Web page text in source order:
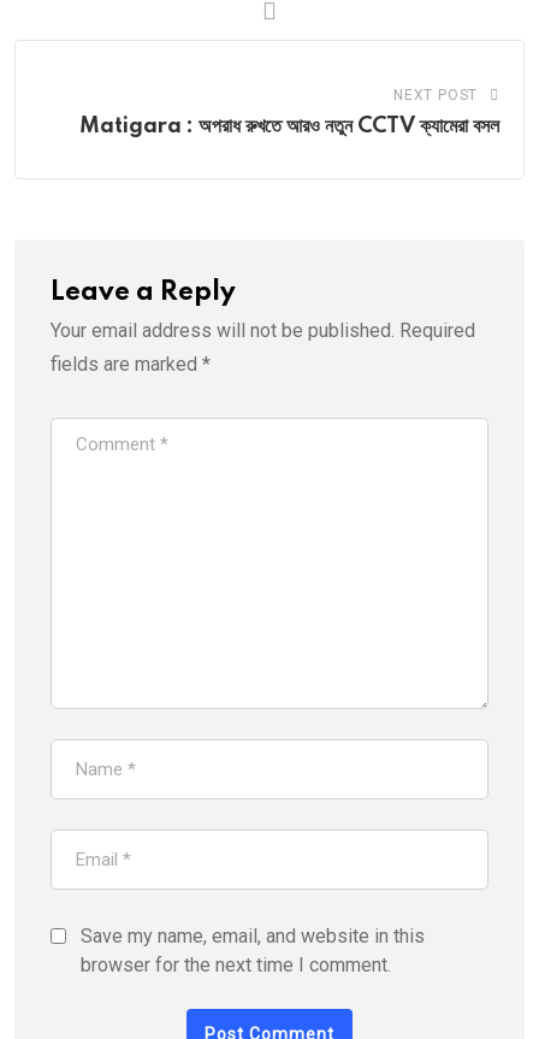
NEXT POST
Matigara : অপরাধ রুখতে আরও নতুন CCTV ক্যামেরা বসল
Leave a Reply
Your email address will not be published. Required
fields are marked *
Save my name, email, and website in this
browser for the next time I comment.